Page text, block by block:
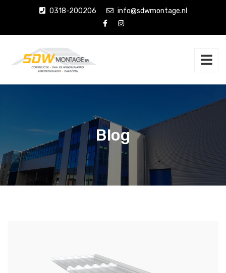
0318-200206 info@sdwmontage.nl
Blog